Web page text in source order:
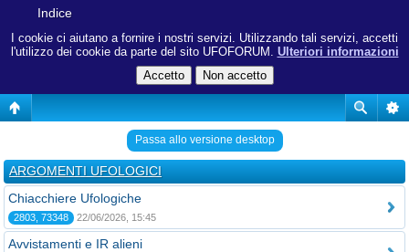
I cookie ci aiutano a fornire i nostri servizi. Utilizzando tali servizi, accetti
l'utilizzo dei cookie da parte del sito UFOFORUM. Ulteriori informazioni
Indice
Passa allo versione desktop
ARGOMENTI UFOLOGICI
Chiacchiere Ufologiche
2803, 73348 22/06/2026, 15:45
Avvistamenti e IR alieni